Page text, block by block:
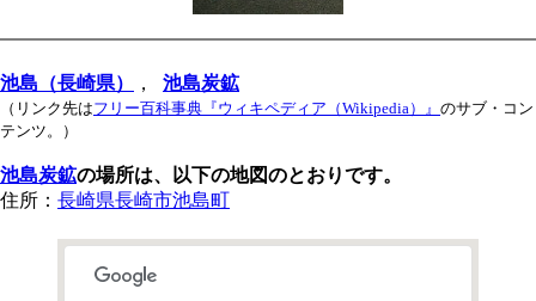
池島（長崎県） ， 池島炭鉱
（リンク先はフリー百科事典『ウィキペディア（Wikipedia）』 のサブ・コン
テンツ。）
池島炭鉱の場所は、以下の地図のとおりです。
住所： 長崎県長崎市池島町